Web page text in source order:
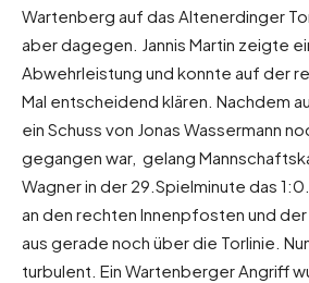
Wartenberg auf das Altenerdinger
aber dagegen. Jannis Martin zeigte
Abwehrleistung und konnte auf der
Mal entscheidend klären. Nachdem
ein Schuss von Jonas Wassermann
gegangen war, gelang
Wagner in der 29.Spielminute das
an den rechten Innenpfosten und
aus gerade noch über die Torlinie.
turbulent. Ein Wartenberger Angriff